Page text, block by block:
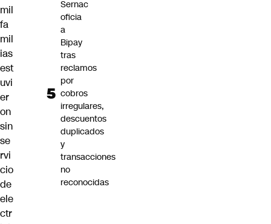
mil
fa
mil
ias
est
uvi
er
on
sin
se
rvi
cio
de
ele
ctr
Sernac
oficia
a
Bipay
tras
reclamos
por
cobros
irregulares,
descuentos
duplicados
y
transacciones
no
reconocidas